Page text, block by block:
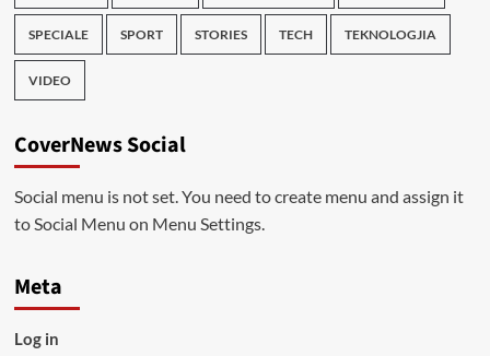
SPECIALE SPORT STORIES TECH TEKNOLOGJIA
VIDEO
CoverNews Social
Social menu is not set. You need to create menu and assign it
to Social Menu on Menu Settings.
Meta
Log in